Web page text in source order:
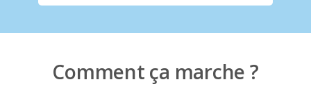
Comment ça marche ?